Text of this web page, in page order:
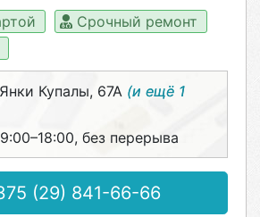
Срочный ремонт
Купалы, 67А (и ещё 1
без перерыва
(29) 841-66-66